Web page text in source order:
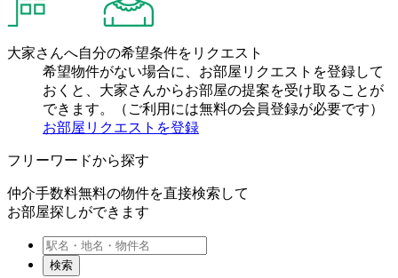
大家さんへ自分の希望条件をリクエスト
希望物件がない場合に、お部屋リクエストを登録して
おくと、大家さんからお部屋の提案を受け取ることが
できます。（ご利用には無料の会員登録が必要です）
お部屋リクエストを登録
フリーワードから探す
仲介手数料無料の物件を直接検索して
お部屋探しができます
検索